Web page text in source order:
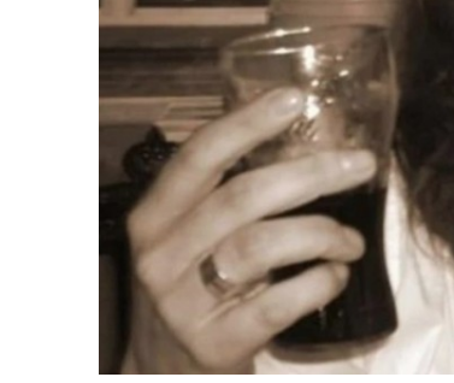
Alphen aan den Rijn 7 aug